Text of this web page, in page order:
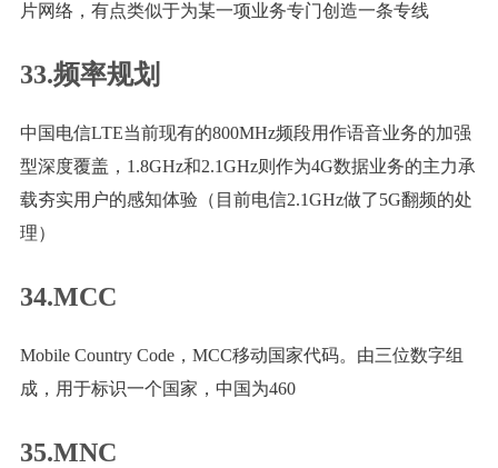
片网络，有点类似于为某一项业务专门创造一条专线
33.频率规划
中国电信LTE当前现有的800MHz频段用作语音业务的加强
型深度覆盖，1.8GHz和2.1GHz则作为4G数据业务的主力承
载夯实用户的感知体验（目前电信2.1GHz做了5G翻频的处
理）
34.MCC
Mobile Country Code，MCC移动国家代码。由三位数字组
成，用于标识一个国家，中国为460
35.MNC